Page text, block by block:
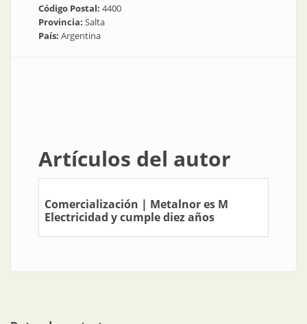
Código Postal: 4400
Provincia: Salta
País: Argentina
Artículos del autor
Comercialización | Metalnor es M
Electricidad y cumple diez años